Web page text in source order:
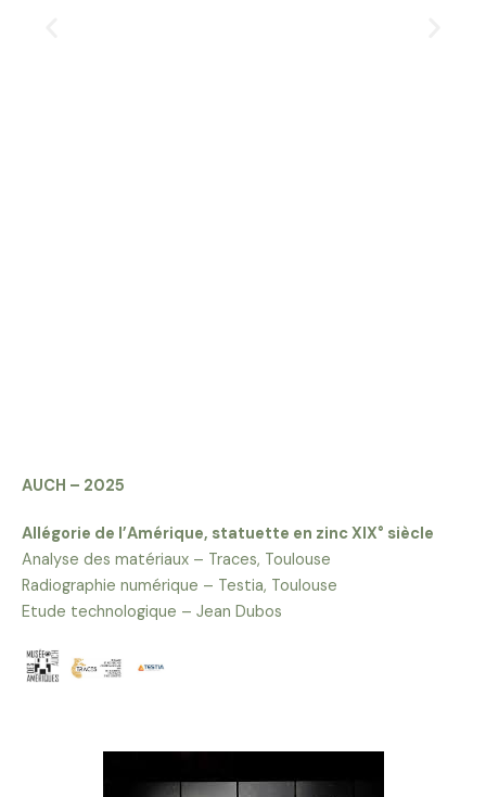
AUCH – 2025
Allégorie de l’Amérique, statuette en zinc XIX° siècle
Analyse des matériaux – Traces, Toulouse
Radiographie numérique – Testia, Toulouse
Etude technologique – Jean Dubos